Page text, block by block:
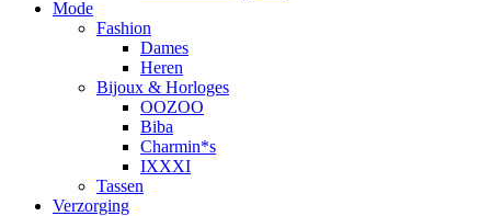
Mode
Fashion
Dames
Heren
Bijoux & Horloges
OOZOO
Biba
Charmin*s
IXXXI
Tassen
Verzorging